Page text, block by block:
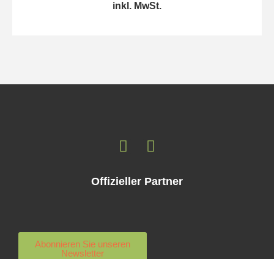
inkl. MwSt.
Offizieller Partner
Abonnieren Sie unseren
Newsletter